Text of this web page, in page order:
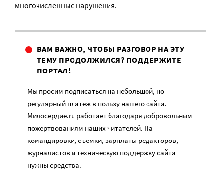
многочисленные нарушения.
ВАМ ВАЖНО, ЧТОБЫ РАЗГОВОР НА ЭТУ
ТЕМУ ПРОДОЛЖИЛСЯ? ПОДДЕРЖИТЕ
ПОРТАЛ!
Мы просим подписаться на небольшой, но
регулярный платеж в пользу нашего сайта.
Милосердие.ru работает благодаря добровольным
пожертвованиям наших читателей. На
командировки, съемки, зарплаты редакторов,
журналистов и техническую поддержку сайта
нужны средства.